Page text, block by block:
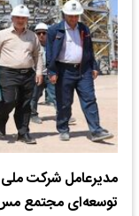
مدیرعامل شرکت
توسعه‌ای مجتمع